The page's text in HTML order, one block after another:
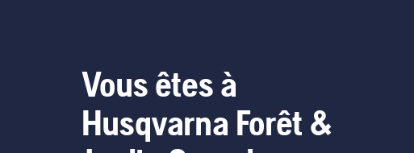
Vous êtes à
Husqvarna Forêt &